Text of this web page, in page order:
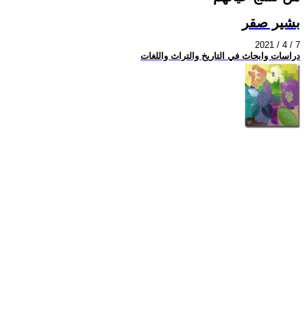
بشير صقر
2021 / 4 / 7
دراسات وابحاث في التاريخ والتراث واللغات